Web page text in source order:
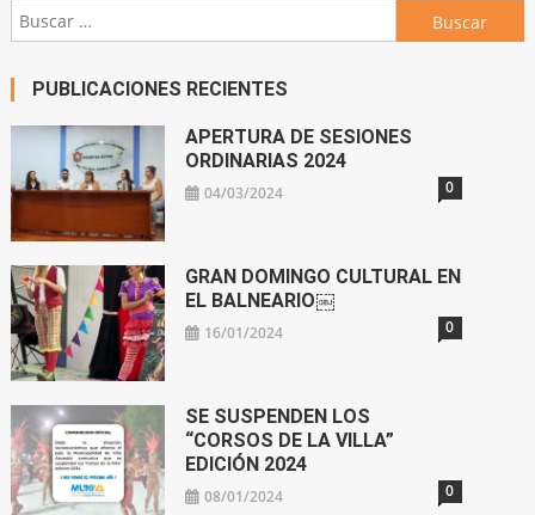
Buscar:
PUBLICACIONES RECIENTES
APERTURA DE SESIONES
ORDINARIAS 2024
04/03/2024 0
GRAN DOMINGO CULTURAL EN
EL BALNEARIO￼
16/01/2024 0
SE SUSPENDEN LOS
“CORSOS DE LA VILLA”
EDICIÓN 2024
08/01/2024 0